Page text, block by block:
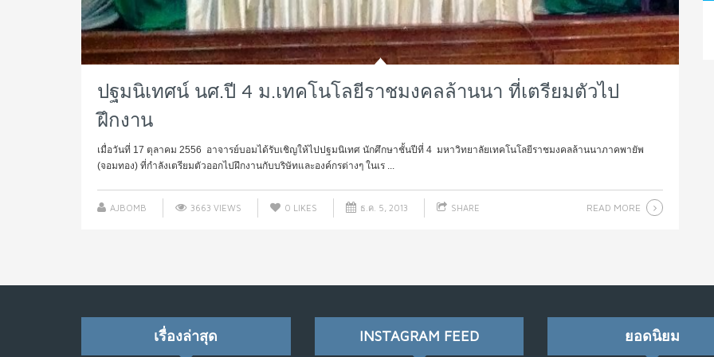
ปฐมนิเทศน์ นศ.ปี 4 ม.เทคโนโลยีราชมงคลล้านนา ที่เตรียมตัวไป
ฝึกงาน
เมื่อวันที่ 17 ตุลาคม 2556 อาจารย์บอมได้รับเชิญให้ไปปฐมนิเทศ นักศึกษาชั้นปีที่ 4 มหาวิทยาลัยเทคโนโลยีราชมงคลล้านนาภาคพายัพ
(จอมทอง) ที่กำลังเตรียมตัวออกไปฝึกงานกับบริษัทและองค์กรต่างๆ ในเร ...
AJBOMB 3663 VIEWS 0 LIKES ธ.ค. 5, 2013 SHARE READ MORE
เรื่องล่าสุด INSTAGRAM FEED ยอดนิยม